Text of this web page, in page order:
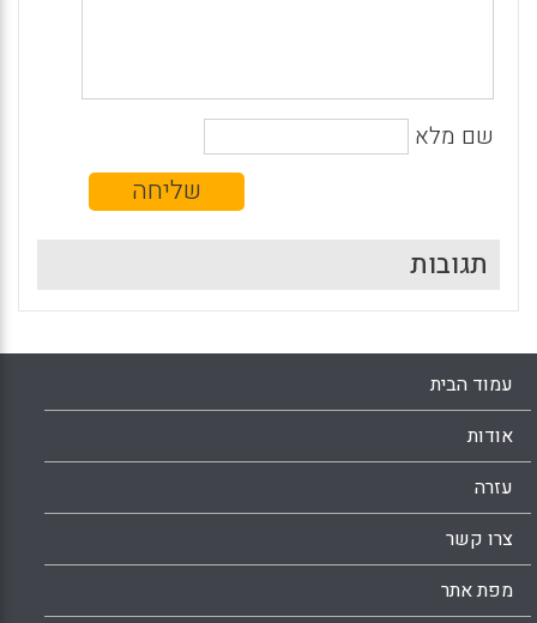
שם מלא
תגובות
עמוד הבית
אודות
עזרה
צרו קשר
מפת אתר